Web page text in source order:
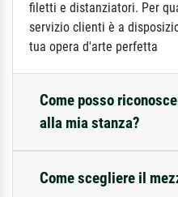
filetti e distanziatori. Per
servizio clienti è a
tua opera d'arte perfetta
Come posso
alla mia stanza?
Come scegliere il